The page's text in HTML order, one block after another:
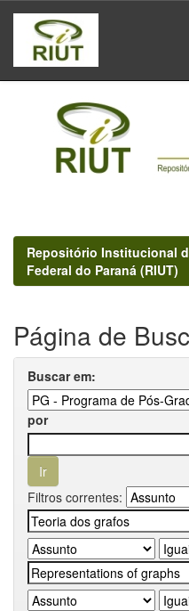
Skip
navigation
Repositório Institucional
Federal do Paraná (RIUT)
Página de
Buscar em:
por
Filtros correntes: